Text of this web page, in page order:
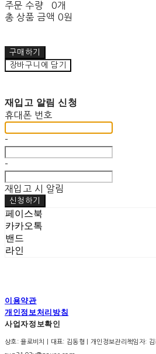
주문 수량
0개
총 상품 금액 0원
구매하기
장바구니에 담기
재입고 알림 신청
휴대폰 번호
-
-
재입고 시 알림
신청하기
페이스북
카카오톡
밴드
라인
이용약관
개인정보처리방침
사업자정보확인
상호: 욜로비치 | 대표: 김동형 | 개인정보관리책임자: